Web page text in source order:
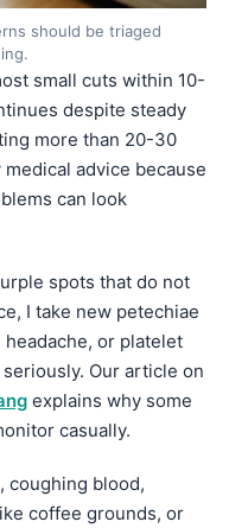
should be triaged
small cuts within 10-
despite steady
more than 20-30
advice because
can look
spots that do not
I take new petechiae
or platelet
Our article on
explains why some
casually.
coughing blood,
coffee grounds, or